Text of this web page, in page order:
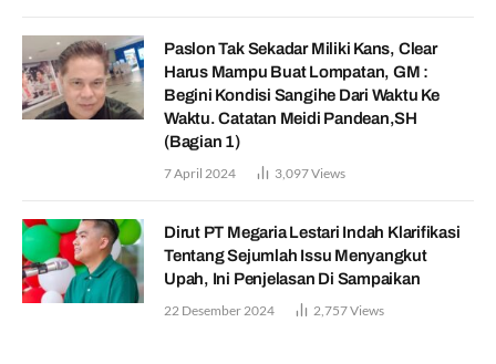
Paslon Tak Sekadar Miliki Kans, Clear
Harus Mampu Buat Lompatan, GM :
Begini Kondisi Sangihe Dari Waktu Ke
Waktu. Catatan Meidi Pandean,SH
(Bagian 1)
7 April 2024 3,097Views
Dirut PT Megaria Lestari Indah Klarifikasi
Tentang Sejumlah Issu Menyangkut
Upah, Ini Penjelasan Di Sampaikan
22 Desember 2024 2,757Views